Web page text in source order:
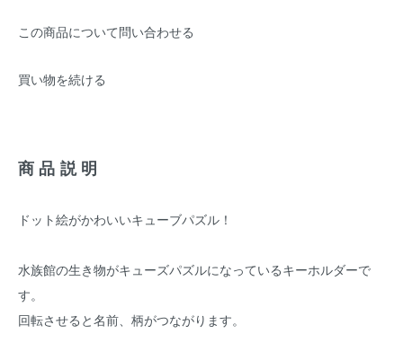
この商品について問い合わせる
買い物を続ける
商品説明
ドット絵がかわいいキューブパズル！
水族館の生き物がキューズパズルになっているキーホルダーで
す。
回転させると名前、柄がつながります。